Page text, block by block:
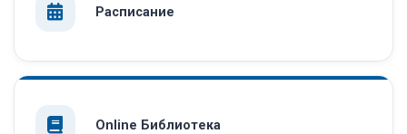
Расписание
Online Библиотека